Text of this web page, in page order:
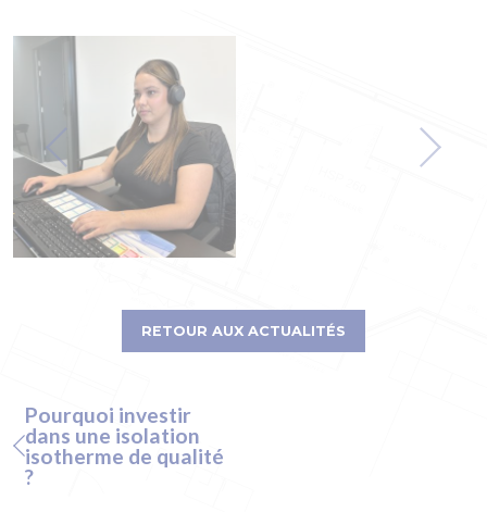
RETOUR AUX ACTUALITÉS
Pourquoi investir
dans une isolation
isotherme de qualité
?